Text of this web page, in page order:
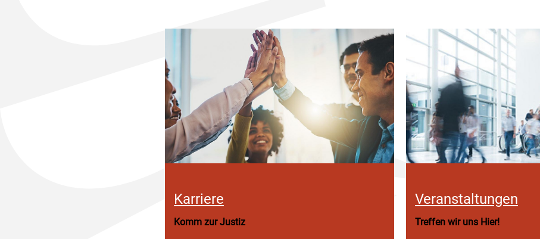
Karriere
Komm zur Justiz
Veranstaltungen
Treffen wir uns Hier!